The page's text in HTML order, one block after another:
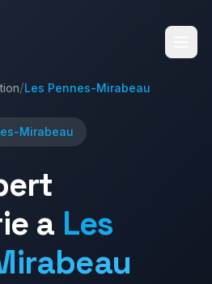
/Les Pennes-Mirabeau
Mirabeau
a Les